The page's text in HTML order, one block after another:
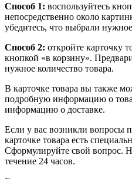
Способ 1: воспользуйтесь
непосредственно около
убедитесь, что выбрали
Способ 2: откройте карточку
кнопкой «в корзину».
нужное количество товара.
В карточке товара вы также
подробную информацию о
информацию о доставке.
Если у вас возникли вопросы
карточке товара есть
Сформулируйте свой вопрос.
течение 24 часов.